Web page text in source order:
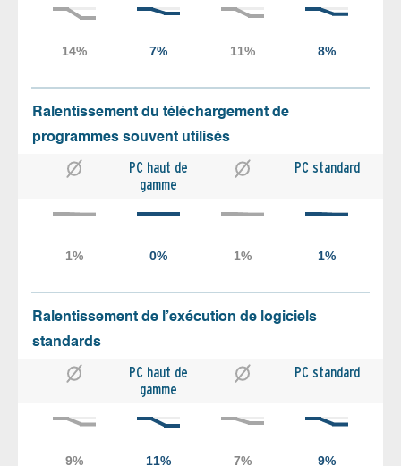
Ralentissement du téléchargement de
programmes souvent utilisés
PC haut de
gamme
PC standard
Ralentissement de l’exécution de logiciels
standards
PC haut de
gamme
PC standard